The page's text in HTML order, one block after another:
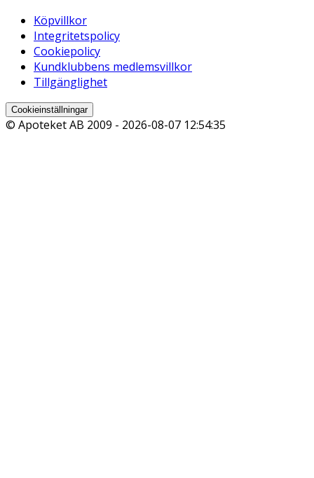
Köpvillkor
Integritetspolicy
Cookiepolicy
Kundklubbens medlemsvillkor
Tillgänglighet
Cookieinställningar
© Apoteket AB 2009 - 2026-08-07 12:54:35